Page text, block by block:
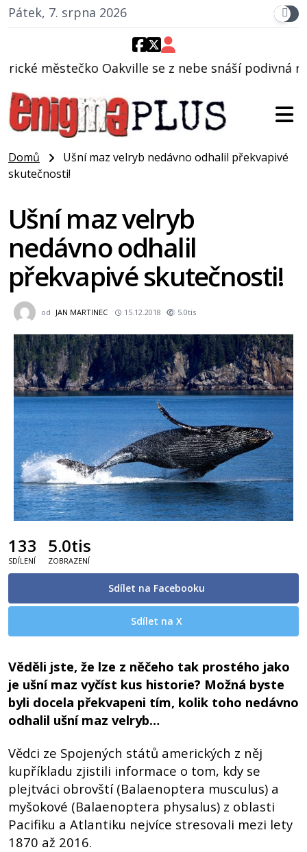
Pátek, 7. srpna 2026
se z nebe snáší podivná rosolovitá látka
Domů
Ušní maz velryb nedávno odhalil překvapivé
skutečnosti!
Ušní maz velryb
nedávno odhalil
překvapivé skutečnosti!
od JAN MARTINEC 15.12.2018 5.0tis
133
SDÍLENÍ
5.0tis
ZOBRAZENÍ
Sdílet na Facebooku
Sdílet na X
Věděli jste, že lze z něčeho tak prostého jako
je ušní maz vyčíst kus historie? Možná byste
byli docela překvapeni tím, kolik toho nedávno
odhalil ušní maz velryb…
Vědci ze Spojených států amerických z něj
kupříkladu zjistili informace o tom, kdy se
plejtváci obrovští (Balaenoptera musculus) a
myšokové (Balaenoptera physalus) z oblasti
Pacifiku a Atlantiku nejvíce stresovali mezi lety
1870 až 2016.